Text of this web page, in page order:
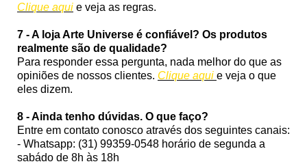
Clique aqui e veja as regras.
7 - A loja Arte Universe é confiável? Os produtos
realmente são de qualidade?
Para responder essa pergunta, nada melhor do que as
opiniões de nossos clientes. Clique aqui e veja o que
eles dizem.
8 - Ainda tenho dúvidas. O que faço?
Entre em contato conosco através dos seguintes canais:
- Whatsapp: (31) 99359-0548 horário de segunda a
sabádo de 8h às 18h